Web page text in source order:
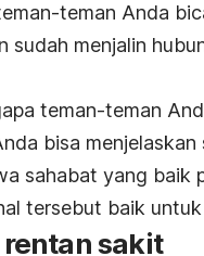
teman Anda
sudah menjalin
teman-teman
bisa
sahabat yang baik
tersebut baik
rentan sakit